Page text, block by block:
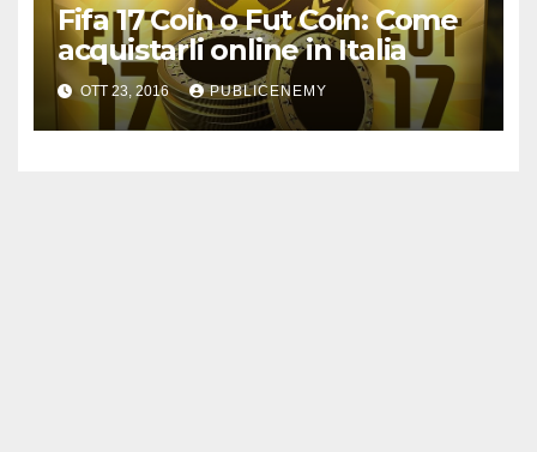
Fifa 17 Coin o Fut Coin: Come
acquistarli online in Italia
OTT 23, 2016 PUBLICENEMY